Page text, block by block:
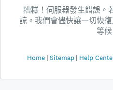
糟糕！伺服器發生錯誤。
諒。我們會儘快讓一切恢
等候
Home Sitemap Help